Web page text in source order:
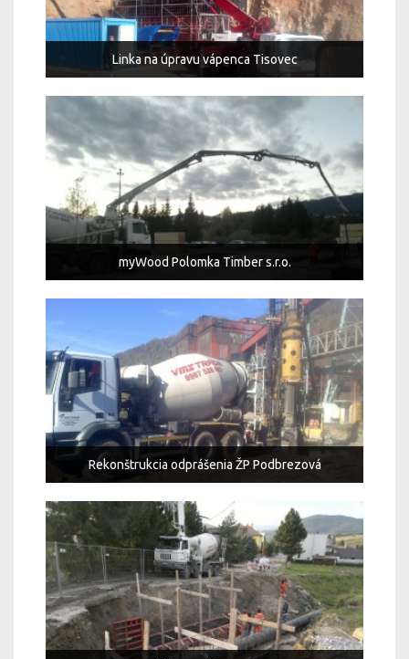
Linka na úpravu vápenca Tisovec
myWood Polomka Timber s.r.o.
Rekonštrukcia odprášenia ŽP Podbrezová